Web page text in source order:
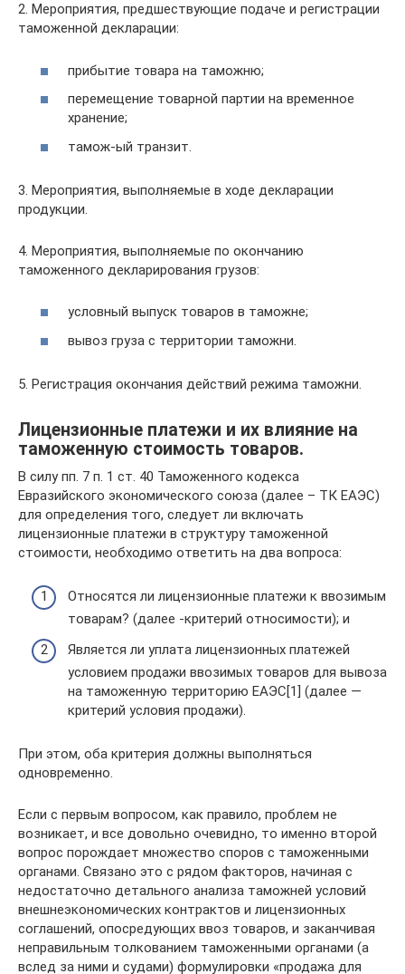
2. Мероприятия, предшествующие подаче и регистрации
таможенной декларации:
прибытие товара на таможню;
перемещение товарной партии на временное
хранение;
тамож-ый транзит.
3. Мероприятия, выполняемые в ходе декларации
продукции.
4. Мероприятия, выполняемые по окончанию
таможенного декларирования грузов:
условный выпуск товаров в таможне;
вывоз груза с территории таможни.
5. Регистрация окончания действий режима таможни.
Лицензионные платежи и их влияние на
таможенную стоимость товаров.
В силу пп. 7 п. 1 ст. 40 Таможенного кодекса
Евразийского экономического союза (далее – ТК ЕАЭС)
для определения того, следует ли включать
лицензионные платежи в структуру таможенной
стоимости, необходимо ответить на два вопроса:
Относятся ли лицензионные платежи к ввозимым
товарам? (далее -критерий относимости); и
Является ли уплата лицензионных платежей
условием продажи ввозимых товаров для вывоза
на таможенную территорию ЕАЭС[1] (далее —
критерий условия продажи).
При этом, оба критерия должны выполняться
одновременно.
Если с первым вопросом, как правило, проблем не
возникает, и все довольно очевидно, то именно второй
вопрос порождает множество споров с таможенными
органами. Связано это с рядом факторов, начиная с
недостаточно детального анализа таможней условий
внешнеэкономических контрактов и лицензионных
соглашений, опосредующих ввоз товаров, и заканчивая
неправильным толкованием таможенными органами (а
вслед за ними и судами) формулировки «продажа для